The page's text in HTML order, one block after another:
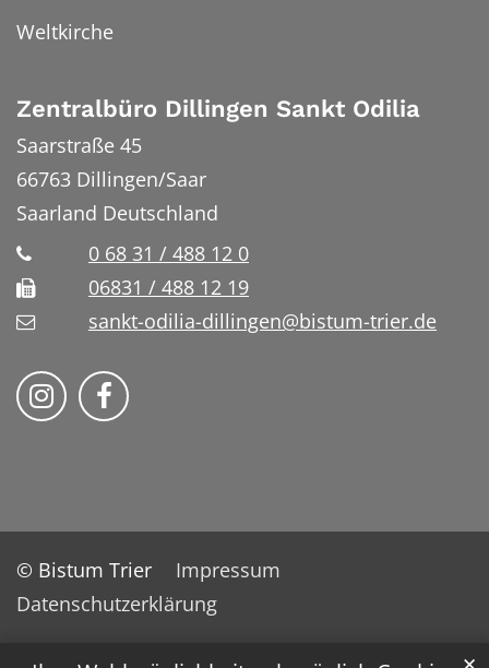
Weltkirche
Zentralbüro Dillingen Sankt Odilia
Saarstraße 45
66763 Dillingen/Saar
Saarland Deutschland
0 68 31 / 488 12 0
06831 / 488 12 19
sankt-odilia-dillingen@bistum-trier.de
Bistum Trier auf Instragram
Bistum Trier auf Facebook
© Bistum Trier
Impressum
Datenschutzerklärung